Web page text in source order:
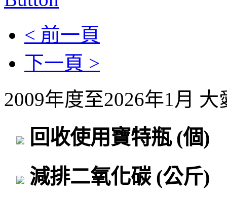
< 前一頁
下一頁 >
2009年度至2026年1月
回收使用寶特瓶 (個)
減排二氧化碳 (公斤)